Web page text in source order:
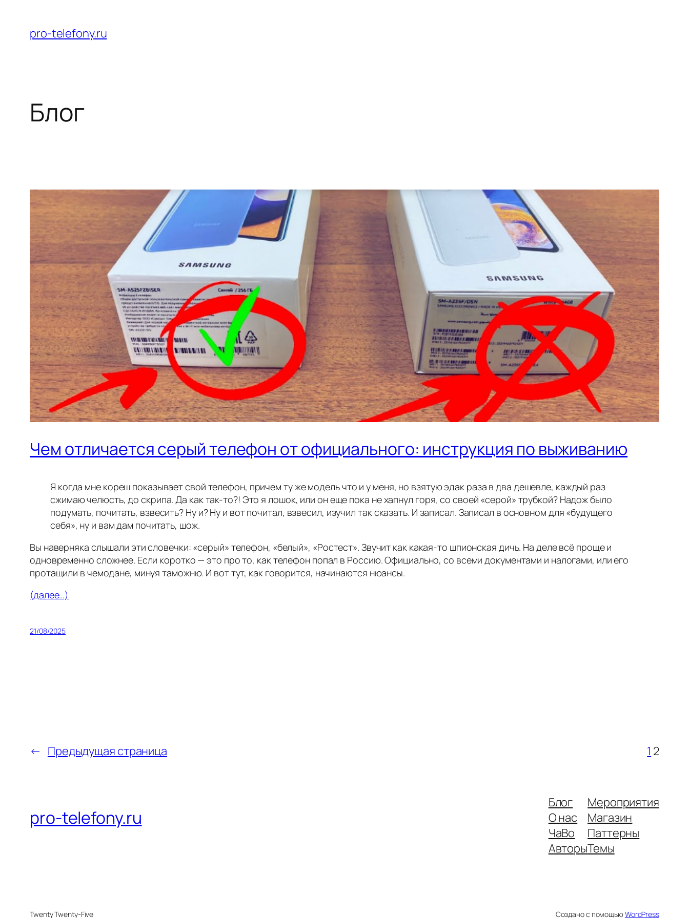
содержимому
pro-telefony.ru
Блог
Чем отличается серый телефон от официального: инструкция по выживанию
Я когда мне кореш показывает свой телефон, причем ту же модель что и у меня, но взятую эдак раза в два дешевле, каждый раз
сжимаю челюсть, до скрипа. Да как так-то?! Это я лошок, или он еще пока не хапнул горя, со своей «серой» трубкой? Надож было
подумать, почитать, взвесить? Ну и? Ну и вот почитал, взвесил, изучил так сказать. И записал. Записал в основном для «будущего
себя», ну и вам дам почитать, шож.
Вы наверняка слышали эти словечки: «серый» телефон, «белый», «Ростест». Звучит как какая-то шпионская дичь. На деле всё проще и
одновременно сложнее. Если коротко — это про то, как телефон попал в Россию. Официально, со всеми документами и налогами, или его
протащили в чемодане, минуя таможню. И вот тут, как говорится, начинаются нюансы.
(далее…)
21/08/2025
← Предыдущая страница 1 2
pro-telefony.ru
Блог
О нас
ЧаВо
Авторы
Мероприятия
Магазин
Паттерны
Темы
Twenty Twenty-Five Создано с помощьюWordPress